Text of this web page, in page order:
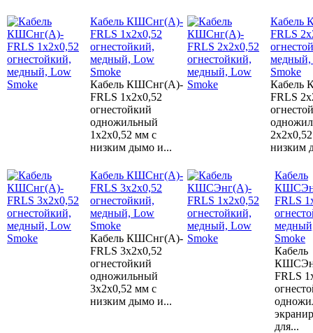
Кабель КШСнг(А)-
FRLS 1х2х0,52
огнестойкий,
медный, Low
Smoke
Кабель КШСнг(А)-
FRLS 1х2х0,52
огнестойкий
одножильный
1х2х0,52 мм с
низким дымо и...
Кабель
FRLS
Smoke
Кабель
FRLS
низким
Кабель КШСнг(А)-
FRLS 3х2х0,52
огнестойкий,
медный, Low
Smoke
Кабель КШСнг(А)-
FRLS 3х2х0,52
огнестойкий
одножильный
3х2х0,52 мм с
низким дымо и...
Кабель
FRLS
Smoke
Кабель
FRLS
для...